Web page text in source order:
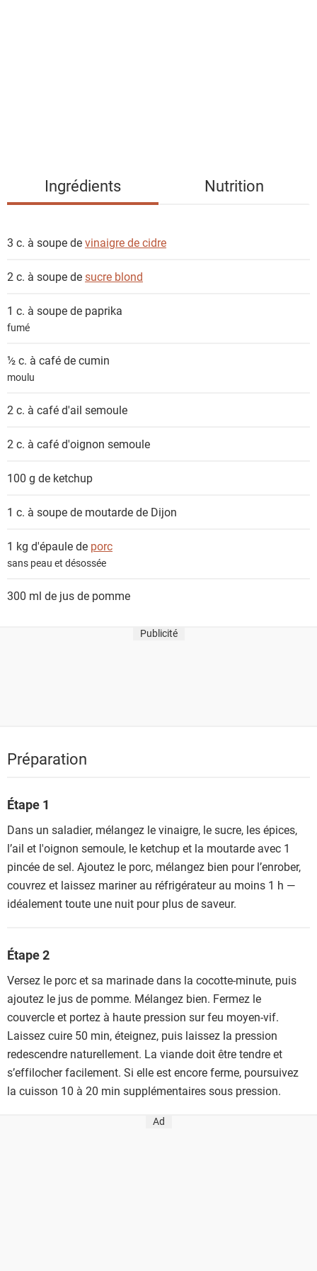
i
t
s
Ingrédients Nutrition
3 c. à soupe devinaigre de cidre
2 c. à soupe desucre blond
1 c. à soupe de paprika
fumé
½ c. à café decumin
moulu
2 c. à caféd'ail semoule
2 c. à caféd'oignon semoule
100 g de ketchup
1 c. à soupe de moutarde de Dijon
1 kg d'épaule de porc
sans peau et désossée
300 ml de jus de pomme
Publicité
Préparation
Étape 1
Dans un saladier, mélangez le vinaigre, le sucre, les épices,
l’ail et l'oignon semoule, le ketchup et la moutarde avec 1
pincée de sel. Ajoutez le porc, mélangez bien pour l’enrober,
couvrez et laissez mariner au réfrigérateur au moins 1 h —
idéalement toute une nuit pour plus de saveur.
Étape 2
Versez le porc et sa marinade dans la cocotte-minute, puis
ajoutez le jus de pomme. Mélangez bien. Fermez le
couvercle et portez à haute pression sur feu moyen-vif.
Laissez cuire 50 min, éteignez, puis laissez la pression
redescendre naturellement. La viande doit être tendre et
s’effilocher facilement. Si elle est encore ferme, poursuivez
la cuisson 10 à 20 min supplémentaires sous pression.
Ad